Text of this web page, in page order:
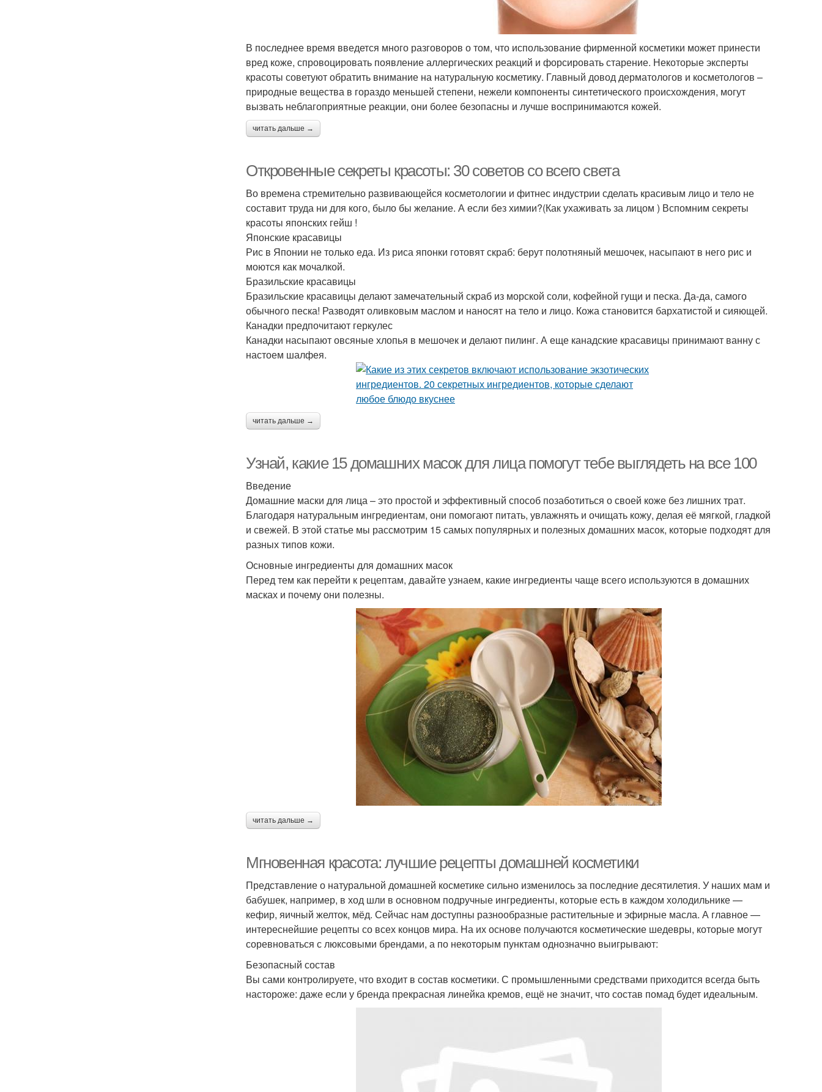
В последнее время введется много разговоров о том, что использование фирменной косметики может принести
вред коже, спровоцировать появление аллергических реакций и форсировать старение. Некоторые эксперты
красоты советуют обратить внимание на натуральную косметику. Главный довод дерматологов и косметологов –
природные вещества в гораздо меньшей степени, нежели компоненты синтетического происхождения, могут
вызвать неблагоприятные реакции, они более безопасны и лучше воспринимаются кожей.
читать дальше →
Откровенные секреты красоты: 30 советов со всего света
Во времена стремительно развивающейся косметологии и фитнес индустрии сделать красивым лицо и тело не
составит труда ни для кого, было бы желание. А если без химии?(Как ухаживать за лицом ) Вспомним секреты
красоты японских гейш !
Японские красавицы
Рис в Японии не только еда. Из риса японки готовят скраб: берут полотняный мешочек, насыпают в него рис и
моются как мочалкой.
Бразильские красавицы
Бразильские красавицы делают замечательный скраб из морской соли, кофейной гущи и песка. Да-да, самого
обычного песка! Разводят оливковым маслом и наносят на тело и лицо. Кожа становится бархатистой и сияющей.
Канадки предпочитают геркулес
Канадки насыпают овсяные хлопья в мешочек и делают пилинг. А еще канадские красавицы принимают ванну с
настоем шалфея.
читать дальше →
Узнай, какие 15 домашних масок для лица помогут тебе выглядеть на все 100
Введение
Домашние маски для лица – это простой и эффективный способ позаботиться о своей коже без лишних трат.
Благодаря натуральным ингредиентам, они помогают питать, увлажнять и очищать кожу, делая её мягкой, гладкой
и свежей. В этой статье мы рассмотрим 15 самых популярных и полезных домашних масок, которые подходят для
разных типов кожи.
Основные ингредиенты для домашних масок
Перед тем как перейти к рецептам, давайте узнаем, какие ингредиенты чаще всего используются в домашних
масках и почему они полезны.
читать дальше →
Мгновенная красота: лучшие рецепты домашней косметики
Представление о натуральной домашней косметике сильно изменилось за последние десятилетия. У наших мам и
бабушек, например, в ход шли в основном подручные ингредиенты, которые есть в каждом холодильнике —
кефир, яичный желток, мёд. Сейчас нам доступны разнообразные растительные и эфирные масла. А главное —
интереснейшие рецепты со всех концов мира. На их основе получаются косметические шедевры, которые могут
соревноваться с люксовыми брендами, а по некоторым пунктам однозначно выигрывают:
Безопасный состав
Вы сами контролируете, что входит в состав косметики. С промышленными средствами приходится всегда быть
настороже: даже если у бренда прекрасная линейка кремов, ещё не значит, что состав помад будет идеальным.